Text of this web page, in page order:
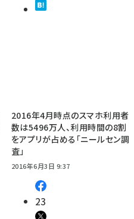
2016年4月時点のスマホ利用者
数は5496万人、利用時間の8割
をアプリが占める「ニールセン調
査」
2016年6月3日 9:37
23